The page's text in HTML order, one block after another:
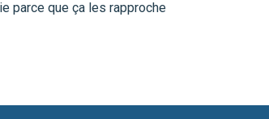
parce que ça les rapproche